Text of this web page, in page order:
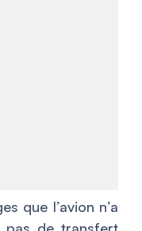
que l’avion n’a